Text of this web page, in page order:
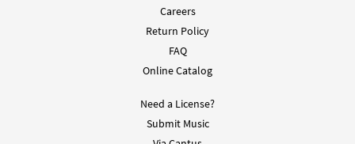
Careers
Return Policy
FAQ
Online Catalog
Need a License?
Submit Music